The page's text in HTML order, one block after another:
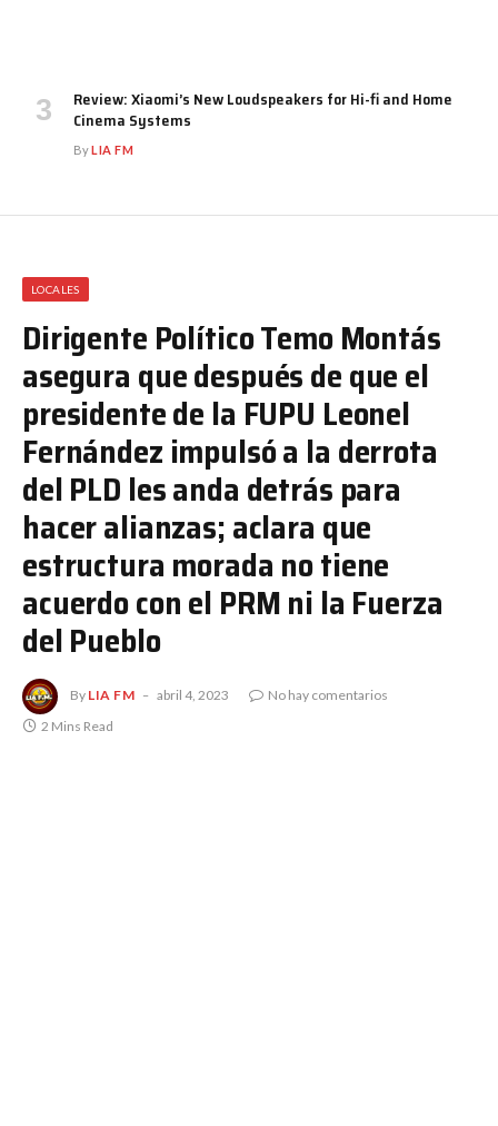
Review: Xiaomi’s New Loudspeakers for Hi-fi and Home
Cinema Systems
ByLIA FM
LOCALES
Dirigente Político Temo Montás
asegura que después de que el
presidente de la FUPU Leonel
Fernández impulsó a la derrota
del PLD les anda detrás para
hacer alianzas; aclara que
estructura morada no tiene
acuerdo con el PRM ni la Fuerza
del Pueblo
By LIA FM abril 4, 2023
No hay comentarios
2 Mins Read